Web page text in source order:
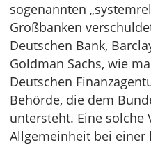
sogenannten
Großbanken
Deutschen Bank,
Goldman Sachs, wie
Deutschen
Behörde, die dem
untersteht. Eine solche
Allgemeinheit bei einer